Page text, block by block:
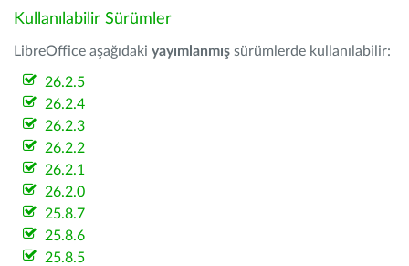
Kullanılabilir Sürümler
LibreOffice aşağıdaki yayımlanmış sürümlerde kullanılabilir:
26.2.5
26.2.4
26.2.3
26.2.2
26.2.1
26.2.0
25.8.7
25.8.6
25.8.5